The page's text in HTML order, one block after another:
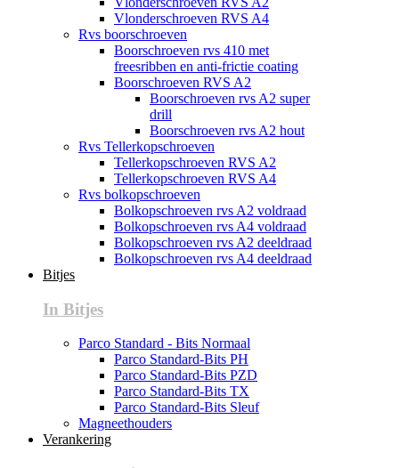
Vlonderschroeven RVS A4
Rvs boorschroeven
Boorschroeven rvs 410 met
freesribben en anti-frictie coating
Boorschroeven RVS A2
Boorschroeven rvs A2 super
drill
Boorschroeven rvs A2 hout
Rvs Tellerkopschroeven
Tellerkopschroeven RVS A2
Tellerkopschroeven RVS A4
Rvs bolkopschroeven
Bolkopschroeven rvs A2 voldraad
Bolkopschroeven rvs A4 voldraad
Bolkopschroeven rvs A2 deeldraad
Bolkopschroeven rvs A4 deeldraad
Bitjes
In Bitjes
Parco Standard - Bits Normaal
Parco Standard-Bits PH
Parco Standard-Bits PZD
Parco Standard-Bits TX
Parco Standard-Bits Sleuf
Magneethouders
Verankering